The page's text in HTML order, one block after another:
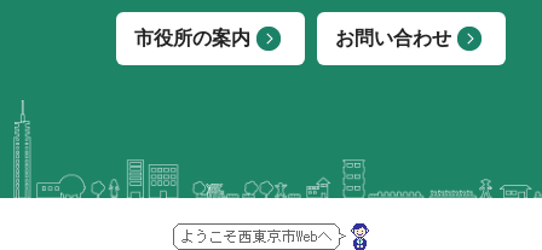
市役所の案内 お問い合わせ